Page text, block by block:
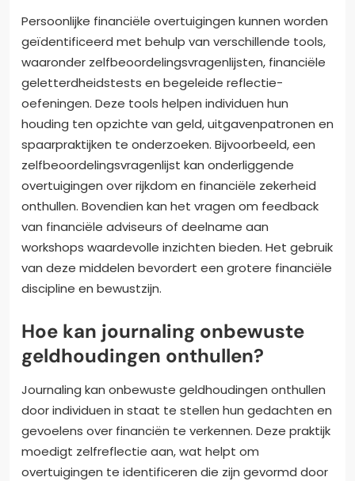
Persoonlijke financiële overtuigingen kunnen worden
geïdentificeerd met behulp van verschillende tools,
waaronder zelfbeoordelingsvragenlijsten, financiële
geletterdheidstests en begeleide reflectie-
oefeningen. Deze tools helpen individuen hun
houding ten opzichte van geld, uitgavenpatronen en
spaarpraktijken te onderzoeken. Bijvoorbeeld, een
zelfbeoordelingsvragenlijst kan onderliggende
overtuigingen over rijkdom en financiële zekerheid
onthullen. Bovendien kan het vragen om feedback
van financiële adviseurs of deelname aan
workshops waardevolle inzichten bieden. Het gebruik
van deze middelen bevordert een grotere financiële
discipline en bewustzijn.
Hoe kan journaling onbewuste
geldhoudingen onthullen?
Journaling kan onbewuste geldhoudingen onthullen
door individuen in staat te stellen hun gedachten en
gevoelens over financiën te verkennen. Deze praktijk
moedigt zelfreflectie aan, wat helpt om
overtuigingen te identificeren die zijn gevormd door